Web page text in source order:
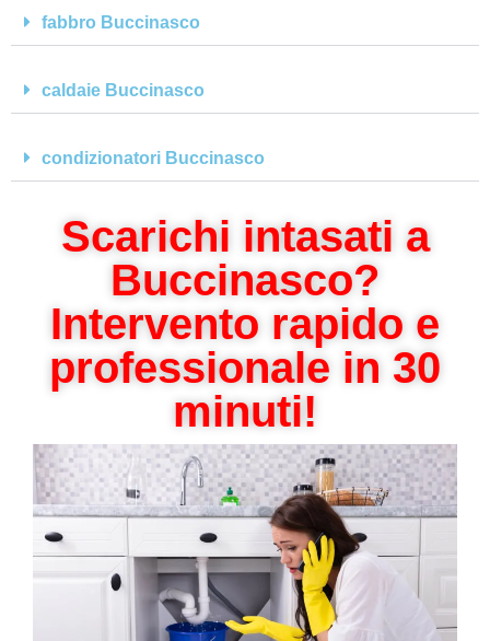
fabbro Buccinasco
caldaie Buccinasco
condizionatori Buccinasco
Scarichi intasati a
Buccinasco?
Intervento rapido e
professionale in 30
minuti!